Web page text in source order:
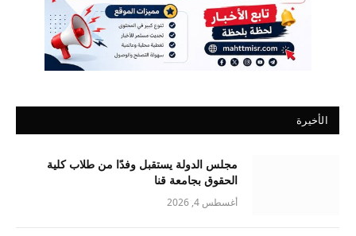
الأخيرة
مجلس الدولة يستقبل وفدًا من طلاب كلية
الحقوق بجامعة قنا
أغسطس 4, 2026